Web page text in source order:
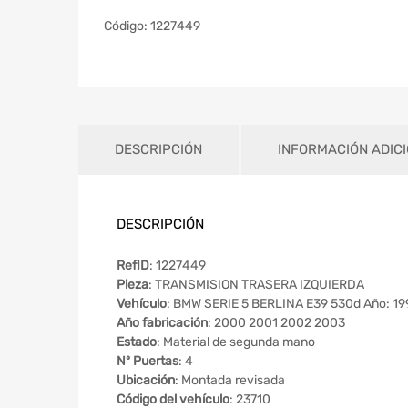
Código: 1227449
DESCRIPCIÓN INFORMACIÓN
DESCRIPCIÓN
RefID: 1227449
Pieza: TRANSMISION TRASERA IZQUIERDA
Vehículo: BMW SERIE 5 BERLINA E39 530d Año:
Año fabricación: 2000 2001 2002 2003
Estado: Material de segunda mano
Nº Puertas: 4
Ubicación: Montada revisada
Código del vehículo: 23710